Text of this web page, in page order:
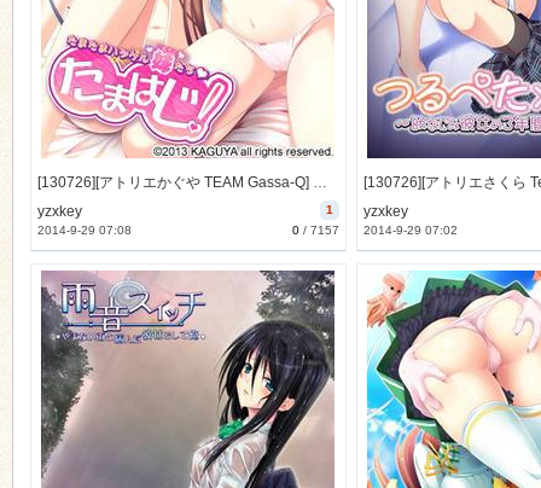
[130726][アトリエかぐや TEAM Gassa-Q] たまはじ！ たまたまハジケル妹たち [170M Lossless/96M JPG]
1
yzxkey
0/ 7157
2014-9-29 07:08
yzxkey
2014-9-29 07:02